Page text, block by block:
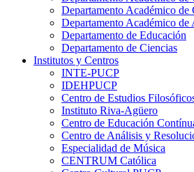
Departamento Académico de
Departamento Académico de
Departamento de Educación
Departamento de Ciencias
Institutos y Centros
INTE-PUCP
IDEHPUCP
Centro de Estudios
Instituto Riva-Agüero
Centro de Educación
Centro de Análisis y
Especialidad de Música
CENTRUM Católica